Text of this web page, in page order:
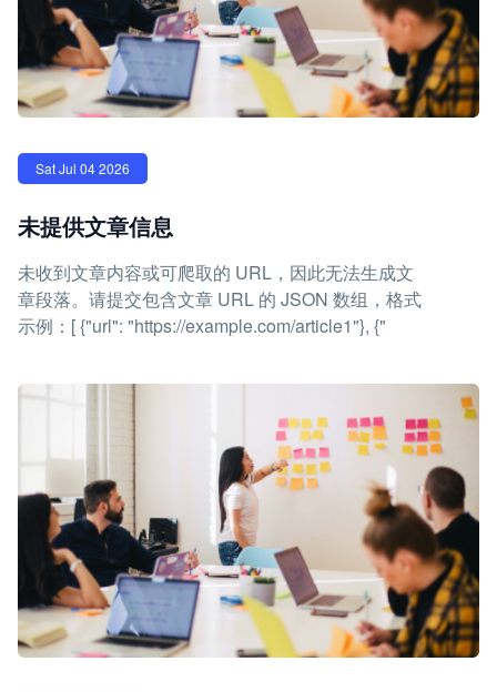
Sat Jul 04 2026
未提供文章信息
未收到文章内容或可爬取的 URL，因此无法生成文
章段落。请提交包含文章 URL 的 JSON 数组，格式
示例：[ {"url": "https://example.com/article1"}, {"